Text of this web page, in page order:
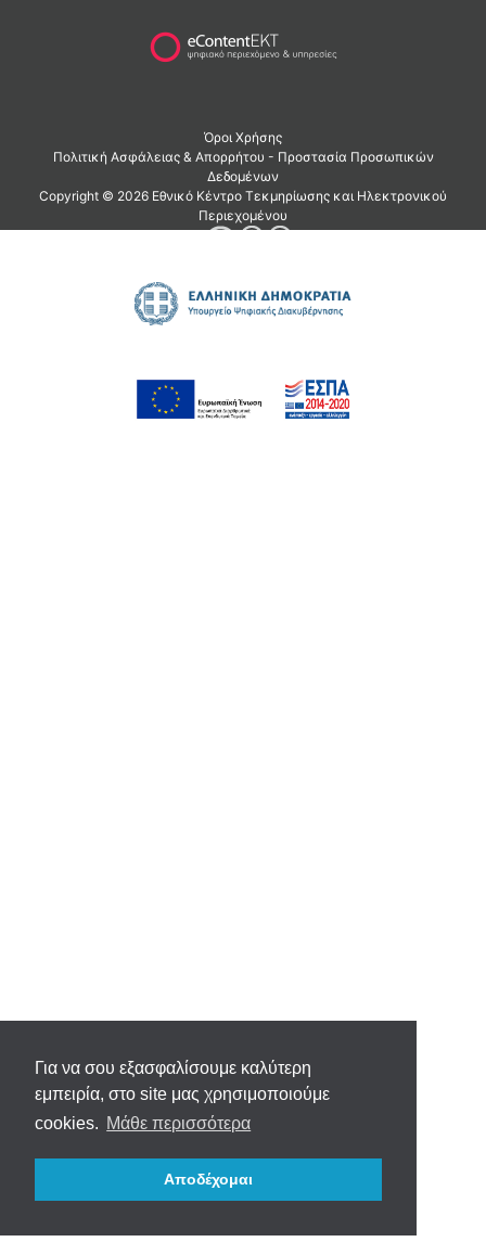
Για να σου εξασφαλίσουμε καλύτερη
εμπειρία, στο site μας χρησιμοποιούμε
cookies. Μάθε περισσότερα
Αποδέχομαι